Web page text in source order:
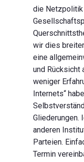
die
wir dies
eine
und Rücksicht
weniger
Internets“
Gliederungen.
anderen
Parteien.
Termin